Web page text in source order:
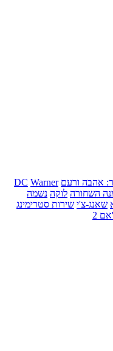
אהבה ורעם DC Warner
השחורה לוקה נשמה
שאנג-צ'י שירות סטרימינג
2